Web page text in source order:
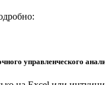
управленческого